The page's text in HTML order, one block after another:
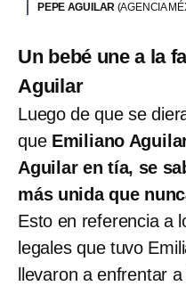
PEPE AGUILAR (AGENCIA
Un bebé une a la
Aguilar
Luego de que se
queEmiliano
Aguilar en tía, se
más unida que
Esto en referencia a
legales que tuvo
llevaron a enfrentar